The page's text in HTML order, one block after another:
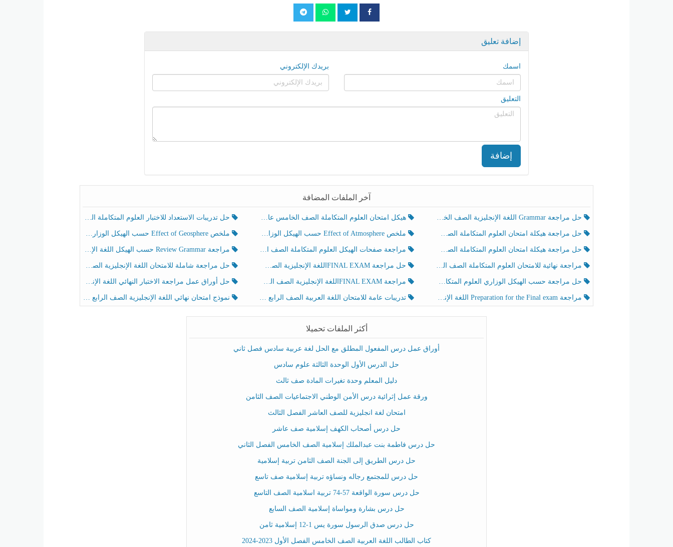
إضافة تعليق
اسمك بريدك الإلكتروني
التعليق
إضافة
آخر الملفات المضافة
حل مراجعة Grammar اللغة الإنجليزية الصف الخامس الفصل الثالث هيكل امتحان العلوم المتكاملة الصف الخامس عام الفصل الدراسي الثالث 2025-2026 حل تدريبات الاستعداد للاختبار العلوم المتكاملة الصف الخامس عام الفصل الثالث
حل مراجعة هيكلة امتحان العلوم المتكاملة الصف الخامس انسبير الفصل الثالث ملخص Effect of Atmosphere حسب الهيكل الوزاري العلوم المتكاملة الصف الخامس انسبير الفصل الثالث ملخص Effect of Geosphere حسب الهيكل الوزاري العلوم المتكاملة الصف الخامس انسبير الفصل الثالث
حل مراجعة هيكلة امتحان العلوم المتكاملة الصف الخامس عام الفصل الثالث مراجعة صفحات الهيكل العلوم المتكاملة الصف الخامس انسبير الفصل الثالث مراجعة Review Grammar حسب الهيكل اللغة الإنجليزية الصف الخامس الفصل الثالث
مراجعة نهائية للامتحان العلوم المتكاملة الصف الخامس انسبير الفصل الثالث حل مراجعة FINAL EXAMاللغة الإنجليزية الصف الخامس الفصل الثالث حل مراجعة شاملة للامتحان اللغة الإنجليزية الصف الخامس الفصل الثالث
حل مراجعة حسب الهيكل الوزاري العلوم المتكاملة الصف الخامس عام الفصل الثالث مراجعة FINAL EXAMاللغة الإنجليزية الصف الخامس الفصل الثالث حل أوراق عمل مراجعة الاختبار النهائي اللغة الإنجليزية الصف الرابع الفصل الثالث
مراجعة Preparation for the Final exam اللغة الإنجليزية الصف الرابع الفصل الثالث تدريبات عامة للامتحان اللغة العربية الصف الرابع الفصل الثالث نموذج امتحان نهائي اللغة الإنجليزية الصف الرابع الفصل الثالث
أكثر الملفات تحميلا
أوراق عمل درس المفعول المطلق مع الحل لغة عربية سادس فصل ثاني
حل الدرس الأول الوحدة الثالثة علوم سادس
دليل المعلم وحدة تغيرات المادة صف ثالث
ورقة عمل إثرائية درس الأمن الوطني الاجتماعيات الصف الثامن
امتحان لغة انجليزية للصف العاشر الفصل الثالث
حل درس أصحاب الكهف إسلامية صف عاشر
حل درس فاطمة بنت عبدالملك إسلامية الصف الخامس الفصل الثاني
حل درس الطريق إلى الجنة الصف الثامن تربية إسلامية
حل درس للمجتمع رجاله ونساؤه تربية إسلامية صف تاسع
حل درس سورة الواقعة 57-74 تربية اسلامية الصف التاسع
حل درس بشارة ومواساة إسلامية الصف السابع
حل درس صدق الرسول سورة يس 1-12 إسلامية ثامن
كتاب الطالب اللغة العربية الصف الخامس الفصل الأول 2023-2024